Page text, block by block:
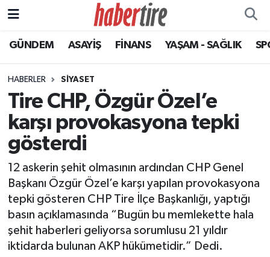
GÜNDEM ASAYİŞ FİNANS YAŞAM - SAĞLIK
HABERLER SİYASET
Tire CHP, Özgür Özel’e
karşı provokasyona tepki
gösterdi
12 askerin şehit olmasının ardından CHP Genel
Başkanı Özgür Özel’e karşı yapılan provokasyona
tepki gösteren CHP Tire İlçe Başkanlığı, yaptığı
basın açıklamasında “Bugün bu memlekette hala
şehit haberleri geliyorsa sorumlusu 21 yıldır
iktidarda bulunan AKP hükümetidir.” Dedi.
Tire Nöbetçi Eczaneler
Tire Hava Durumu
Tire Trafik Yoğunluk Haritası
Süper Lig Puan Durumu ve Fikstür
Tüm Manşetler
Son Dakika Haberleri
Haber Arşivi